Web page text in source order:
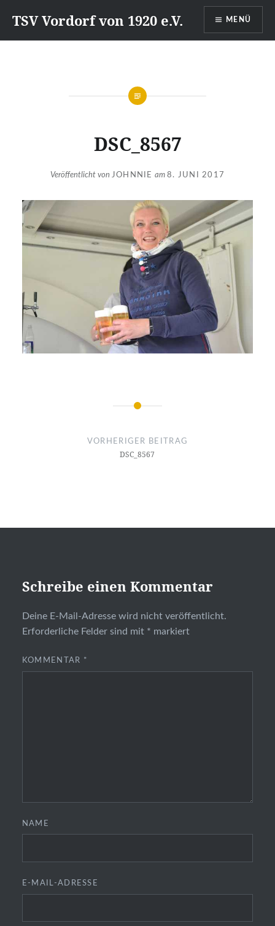
zumTSV Vordorf von 1920 e.V. MENÜ
DSC_8567
Veröffentlicht von JOHNNIE am 8. JUNI 2017
Beitragsnavigation
VORHERIGER BEITRAG
DSC_8567
Schreibe einen Kommentar
Deine E-Mail-Adresse wird nicht veröffentlicht.
Erforderliche Felder sind mit * markiert
KOMMENTAR *
NAME
E-MAIL-ADRESSE